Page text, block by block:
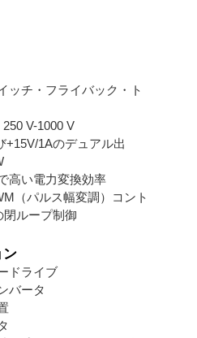
ッチ・フライバック・ト
V-1000 V
+15V/1Aのデュアル出
高い電力変換効率
（パルス幅変調）コント
閉ループ制御
ン
ドライブ
バータ